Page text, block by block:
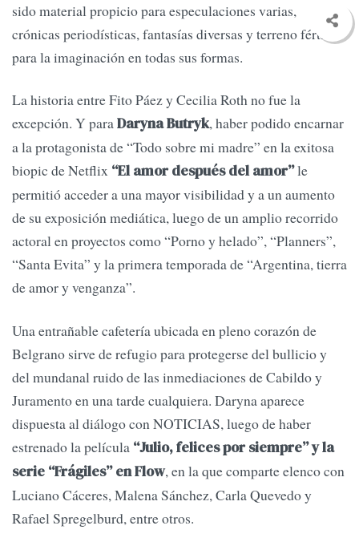
sido material propicio para especulaciones varias,
crónicas periodísticas, fantasías diversas y terreno fértil
para la imaginación en todas sus formas.
La historia entre Fito Páez y Cecilia Roth no fue la
excepción. Y paraDaryna Butryk, haber podido encarnar
a la protagonista de “Todo sobre mi madre” en la exitosa
biopic de Netflix “El amor después del amor”le
permitió acceder a una mayor visibilidad y a un aumento
de su exposición mediática, luego de un amplio recorrido
actoral en proyectos como “Porno y helado”, “Planners”,
“Santa Evita” y la primera temporada de “Argentina, tierra
de amor y venganza”.
Una entrañable cafetería ubicada en pleno corazón de
Belgrano sirve de refugio para protegerse del bullicio y
del mundanal ruido de las inmediaciones de Cabildo y
Juramento en una tarde cualquiera. Daryna aparece
dispuesta al diálogo con NOTICIAS, luego de haber
estrenado la película “Julio, felices por siempre” y la
serie “Frágiles” en Flow, en la que comparte elenco con
Luciano Cáceres, Malena Sánchez, Carla Quevedo y
Rafael Spregelburd, entre otros.